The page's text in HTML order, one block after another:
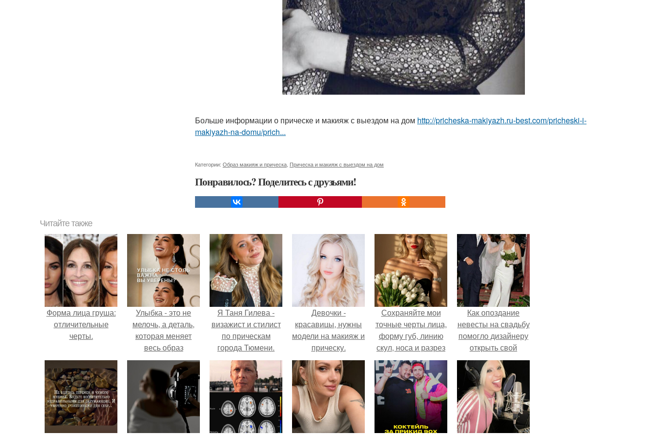
Больше информации о прическе и макияж с выездом на дом http://pricheska-makiyazh.ru-best.com/pricheski-i-
makiyazh-na-domu/prich...
Категории: Образ макияж и прическа Прическа и макияж с выездом на дом
Понравилось? Поделитесь с друзьями!
Читайте также
Форма лица груша:
отличительные
черты.
Улыбка - это не
мелочь, а деталь,
которая меняет
весь образ
человека.
Я Таня Гилева -
визажист и стилист
по прическам
города Тюмени.
Девочки -
красавицы, нужны
модели на макияж и
прическу.
Сохраняйте мои
точные черты лица,
форму губ, линию
скул, носа и разрез
глаз.
Как опоздание
невесты на свадьбу
помогло дизайнеру
открыть свой
бренд.